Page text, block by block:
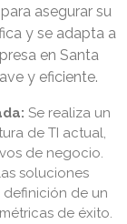
asegurar su
y se adapta a
en Santa
y eficiente.
Se realiza un
de TI actual,
de negocio.
soluciones
definición de un
de éxito.